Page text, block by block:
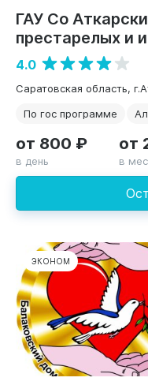
ГАУ Со
престарелых и
4.0
Саратовская область,
По гос программе
от 800 ₽
в день
от
в
ЭКОНОМ